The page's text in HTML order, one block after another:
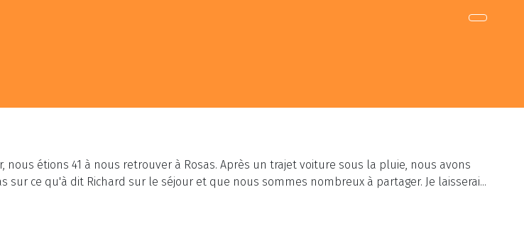
étions 41 à nous retrouver à Rosas. Après un trajet voiture sous la pluie, nous avons
ce qu'à dit Richard sur le séjour et que nous sommes nombreux à partager. Je laisserai...